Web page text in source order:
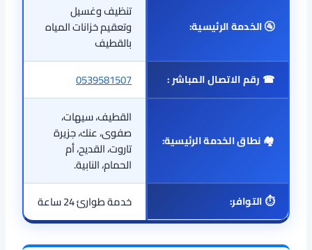
🚰 الخدمة الرئيسية:
تنظيف وغسيل
وتعقيم خزانات المياه
بالقطيف
☎ رقم الاتصال المباشر : 0539581507
🏘 نطاق الخدمة الرئيسية:
القطيف، سيهات،
صفوى، عنك، جزيرة
تاروت، القديح، أم
الحمام، النابية.
⏱ التوافر: خدمة طوارئ 24 ساعة